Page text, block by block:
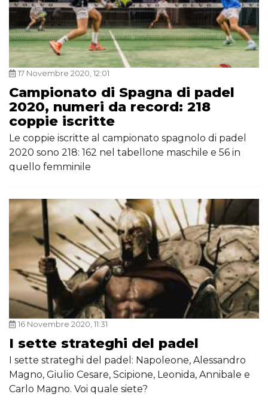
17 Novembre 2020, 12:01
Campionato di Spagna di padel
2020, numeri da record: 218
coppie iscritte
Le coppie iscritte al campionato spagnolo di padel
2020 sono 218: 162 nel tabellone maschile e 56 in
quello femminile
16 Novembre 2020, 11:31
I sette strateghi del padel
I sette strateghi del padel: Napoleone, Alessandro
Magno, Giulio Cesare, Scipione, Leonida, Annibale e
Carlo Magno. Voi quale siete?